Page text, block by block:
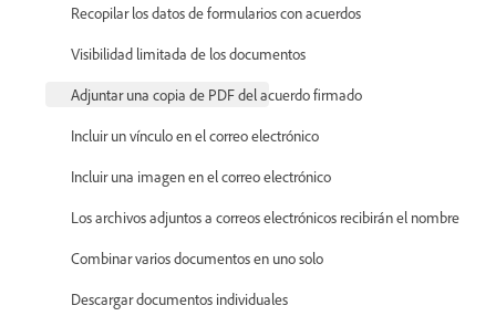
Recopilar los datos de formularios con acuerdos
Visibilidad limitada de los documentos
Adjuntar una copia de PDF del acuerdo firmado
Incluir un vínculo en el correo electrónico
Incluir una imagen en el correo electrónico
Los archivos adjuntos a correos electrónicos recibirán el nombre
Combinar varios documentos en uno solo
Descargar documentos individuales